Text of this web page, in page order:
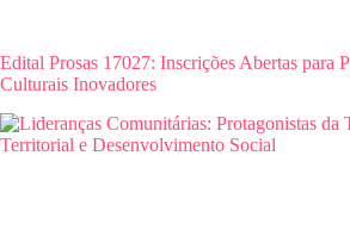
Edital Prosas 17027: Inscrições Abertas para
Culturais Inovadores